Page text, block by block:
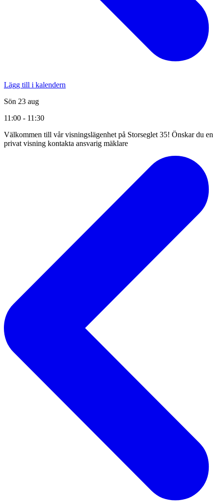
Lägg till i kalendern
Sön 23 aug
11:00 - 11:30
Välkommen till vår visningslägenhet på Storseglet 35! Önskar du en
privat visning kontakta ansvarig mäklare